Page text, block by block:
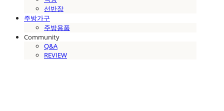
선반장
주방가구
주방용품
Community
Q&A
REVIEW